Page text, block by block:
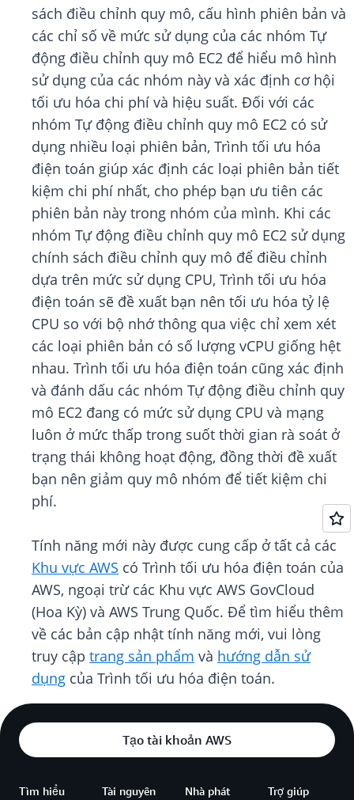
sách điều chỉnh quy mô, cấu hình phiên bản và
các chỉ số về mức sử dụng của các nhóm Tự
động điều chỉnh quy mô EC2 để hiểu mô hình
sử dụng của các nhóm này và xác định cơ hội
tối ưu hóa chi phí và hiệu suất. Đối với các
nhóm Tự động điều chỉnh quy mô EC2 có sử
dụng nhiều loại phiên bản, Trình tối ưu hóa
điện toán giúp xác định các loại phiên bản tiết
kiệm chi phí nhất, cho phép bạn ưu tiên các
phiên bản này trong nhóm của mình. Khi các
nhóm Tự động điều chỉnh quy mô EC2 sử dụng
chính sách điều chỉnh quy mô để điều chỉnh
dựa trên mức sử dụng CPU, Trình tối ưu hóa
điện toán sẽ đề xuất bạn nên tối ưu hóa tỷ lệ
CPU so với bộ nhớ thông qua việc chỉ xem xét
các loại phiên bản có số lượng vCPU giống hệt
nhau. Trình tối ưu hóa điện toán cũng xác định
và đánh dấu các nhóm Tự động điều chỉnh quy
mô EC2 đang có mức sử dụng CPU và mạng
luôn ở mức thấp trong suốt thời gian rà soát ở
trạng thái không hoạt động, đồng thời đề xuất
bạn nên giảm quy mô nhóm để tiết kiệm chi
phí.
Tính năng mới này được cung cấp ở tất cả các
Khu vực AWS có Trình tối ưu hóa điện toán của
AWS, ngoại trừ các Khu vực AWS GovCloud
(Hoa Kỳ) và AWS Trung Quốc. Để tìm hiểu thêm
về các bản cập nhật tính năng mới, vui lòng
truy cập trang sản phẩm và hướng dẫn sử
dụng của Trình tối ưu hóa điện toán.
Tạo tài khoản AWS
Tìm hiểu Tài nguyên
Nhà phát
Trợ giúp